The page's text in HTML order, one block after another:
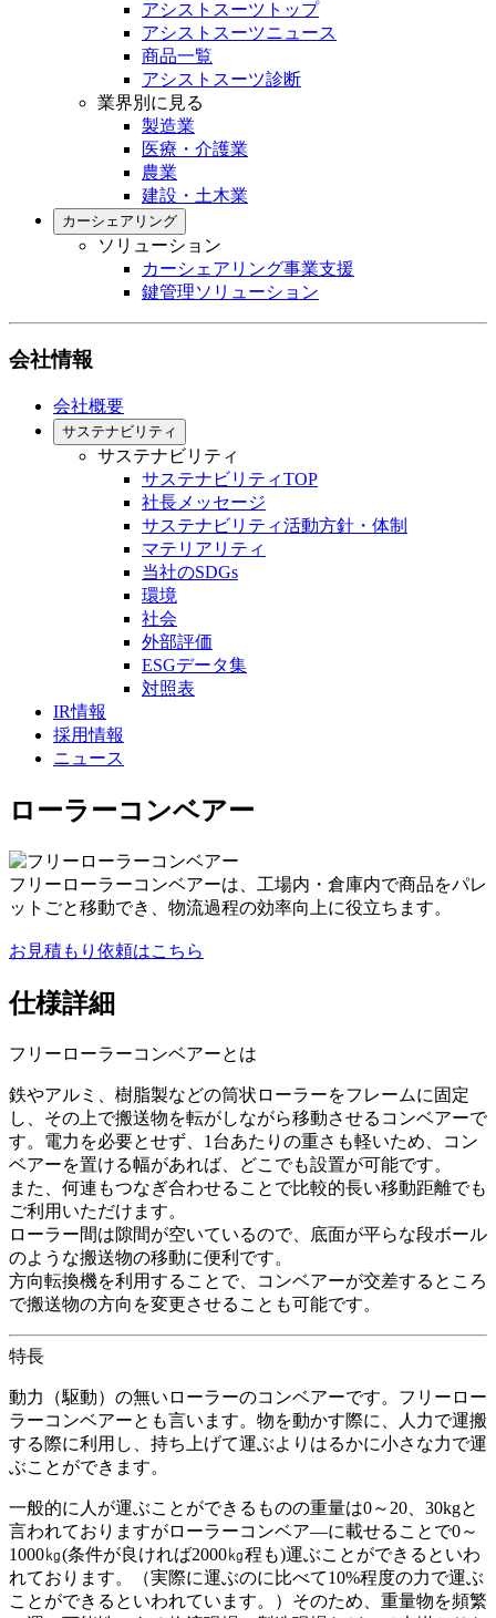
アシストスーツトップ
アシストスーツニュース
商品一覧
アシストスーツ診断
業界別に見る
製造業
医療・介護業
農業
建設・土木業
カーシェアリング
ソリューション
カーシェアリング事業支援
鍵管理ソリューション
会社情報
会社概要
サステナビリティ
サステナビリティ
サステナビリティTOP
社長メッセージ
サステナビリティ活動方針・体制
マテリアリティ
当社のSDGs
環境
社会
外部評価
ESGデータ集
対照表
IR情報
採用情報
ニュース
ローラーコンベアー
フリーローラーコンベアーは、工場内・倉庫内で商品をパレ
ットごと移動でき、物流過程の効率向上に役立ちます。
お見積もり依頼はこちら
仕様詳細
フリーローラーコンベアーとは
鉄やアルミ、樹脂製などの筒状ローラーをフレームに固定
し、その上で搬送物を転がしながら移動させるコンベアーで
す。電力を必要とせず、1台あたりの重さも軽いため、コン
ベアーを置ける幅があれば、どこでも設置が可能です。
また、何連もつなぎ合わせることで比較的長い移動距離でも
ご利用いただけます。
ローラー間は隙間が空いているので、底面が平らな段ボール
のような搬送物の移動に便利です。
方向転換機を利用することで、コンベアーが交差するところ
で搬送物の方向を変更させることも可能です。
特長
動力（駆動）の無いローラーのコンベアーです。フリーロー
ラーコンベアーとも言います。物を動かす際に、人力で運搬
する際に利用し、持ち上げて運ぶよりはるかに小さな力で運
ぶことができます。
一般的に人が運ぶことができるものの重量は0～20、30kgと
言われておりますがローラーコンベア―に載せることで0～
1000㎏(条件が良ければ2000㎏程も)運ぶことができるといわ
れております。（実際に運ぶのに比べて10%程度の力で運ぶ
ことができるといわれています。）そのため、重量物を頻繁